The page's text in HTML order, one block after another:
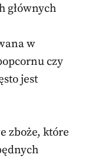
głównych
w
czy
jest
zboże, które